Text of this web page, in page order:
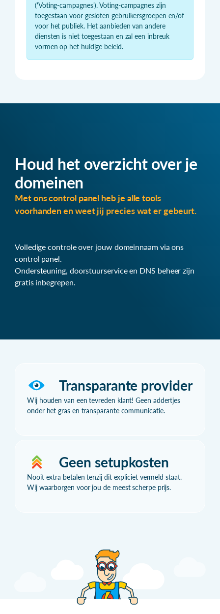
('Voting-campagnes'). Voting-campagnes zijn
toegestaan voor gesloten gebruikersgroepen en/of
voor het publiek. Het aanbieden van andere
diensten is niet toegestaan en zal een inbreuk
vormen op het huidige beleid.
Houd het overzicht over je
domeinen
Met ons control panel heb je alle tools
voorhanden en weet jij precies wat er gebeurt.
Volledige controle over jouw domeinnaam via ons
control panel.
Ondersteuning, doorstuurservice en DNS beheer zijn
gratis inbegrepen.
Transparante provider
Wij houden van een tevreden klant! Geen addertjes
onder het gras en transparante communicatie.
Geen setupkosten
Nooit extra betalen tenzij dit expliciet vermeld staat.
Wij waarborgen voor jou de meest scherpe prijs.